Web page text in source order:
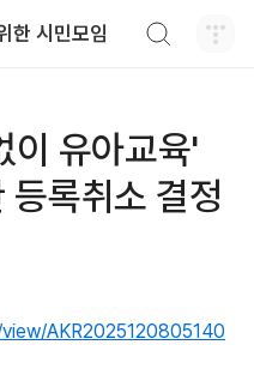
한 시민모임
이 유아교육'
등록취소 결정
AKR2025120805140